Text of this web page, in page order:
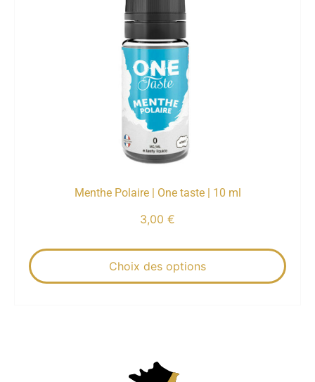
Menthe Polaire | One taste | 10 ml
3,00 €
Choix des options